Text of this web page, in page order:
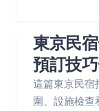
東京民
預訂技
這篇東京民宿
圍、設施檢查